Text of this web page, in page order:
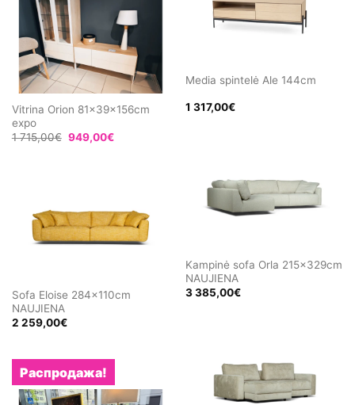
Vitrina Orion 81x39x156cm
expo
1 715,00€ Первоначальная
цена
949,00€Текущая
Media spintelė Ale 144cm
1 317,00€
Kampinė sofa Orla 215x329cm
NAUJIENA
3 385,00€
Sofa Eloise 284x110cm
NAUJIENA
2 259,00€
Распродажа!